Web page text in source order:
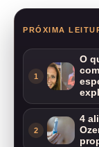
PRÓXIMA
1
O
2
4